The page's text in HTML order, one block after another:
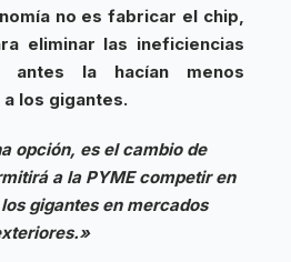
no es fabricar el chip,
eliminar las ineficiencias
antes la hacían menos
los gigantes.
opción, es el cambio de
a la PYME competir en
gigantes en mercados